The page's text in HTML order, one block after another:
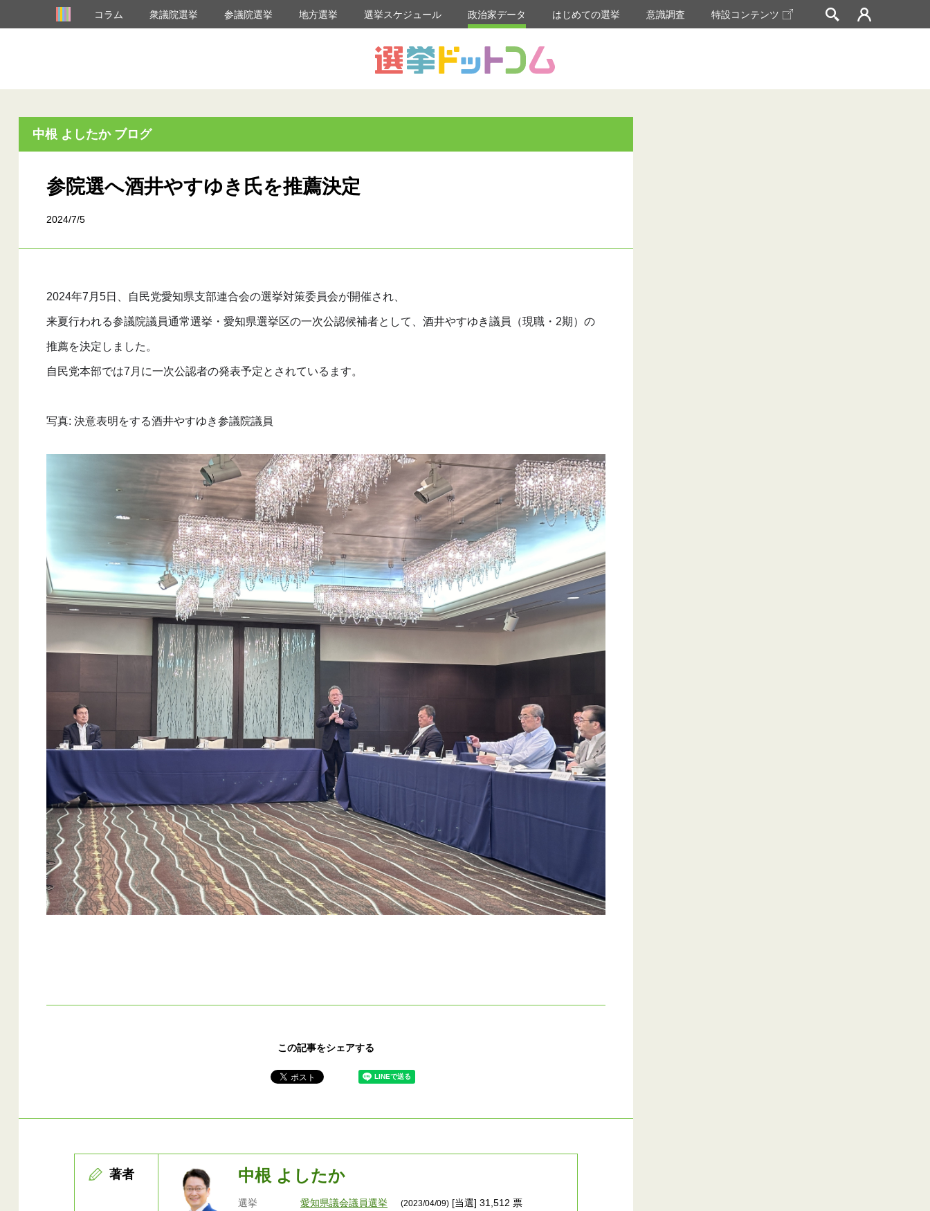
コラム 衆議院選挙 参議院選挙 地方選挙 選挙スケジュール 政治家データ はじめての選挙 意識調査 特設コンテンツ
中根 よしたか ブログ
参院選へ酒井やすゆき氏を推薦決定
2024/7/5
2024年7月5日、自民党愛知県支部連合会の選挙対策委員会が開催され、
来夏行われる参議院議員通常選挙・愛知県選挙区の一次公認候補者として、酒井やすゆき議員（現職・2期）の
推薦を決定しました。
自民党本部では7月に一次公認者の発表予定とされているます。
写真: 決意表明をする酒井やすゆき参議院議員
この記事をシェアする
著者 中根 よしたか
選挙 愛知県議会議員選挙 (2023/04/09) [当選] 31,512 票